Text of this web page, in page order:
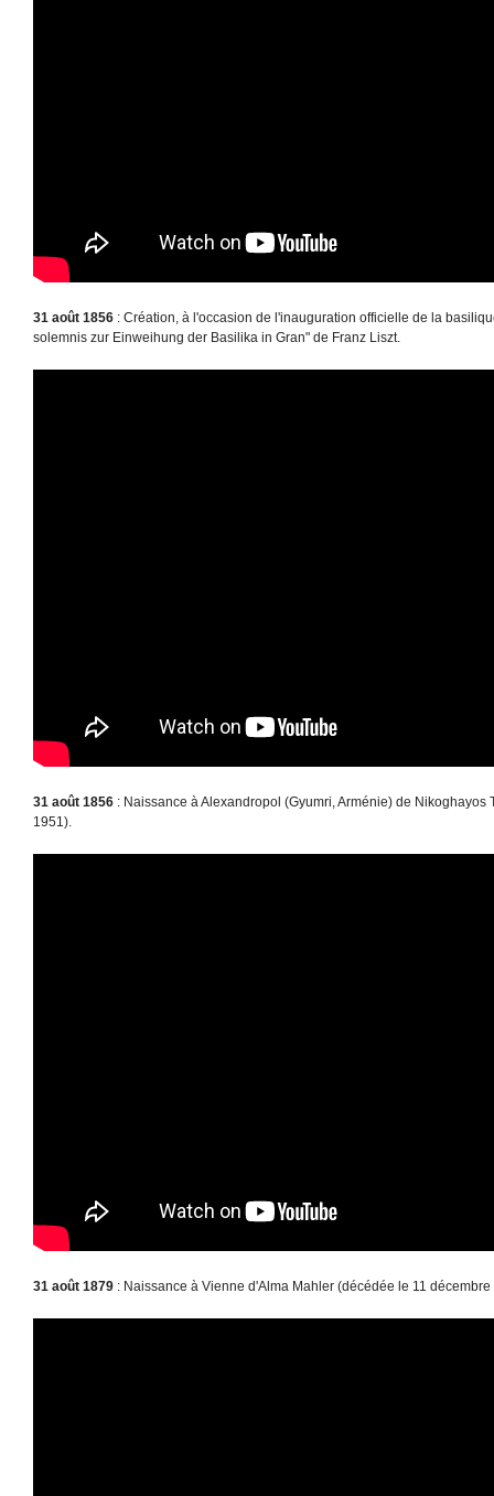
31 août 1856 : Création, à l'occasion de l'inauguration officielle de la
solemnis zur Einweihung der Basilika in Gran" de Franz Liszt.
31 août 1856 : Naissance à Alexandropol (Gyumri, Arménie) de
1951).
31 août 1879 : Naissance à Vienne d'Alma Mahler (décédée le 11 décembre